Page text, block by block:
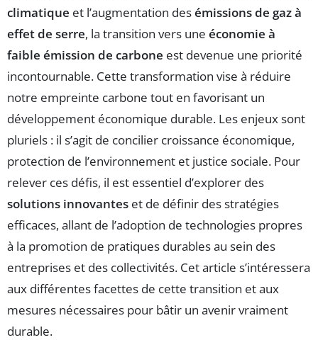
climatique et l’augmentation desémissions de gaz à
effet de serre, la transition vers une économie à
faible émission de carbone est devenue une priorité
incontournable. Cette transformation vise à réduire
notre empreinte carbone tout en favorisant un
développement économique durable. Les enjeux sont
pluriels : il s’agit de concilier croissance économique,
protection de l’environnement et justice sociale. Pour
relever ces défis, il est essentiel d’explorer des
solutions innovantes et de définir des stratégies
efficaces, allant de l’adoption de technologies propres
à la promotion de pratiques durables au sein des
entreprises et des collectivités. Cet article s’intéressera
aux différentes facettes de cette transition et aux
mesures nécessaires pour bâtir un avenir vraiment
durable.